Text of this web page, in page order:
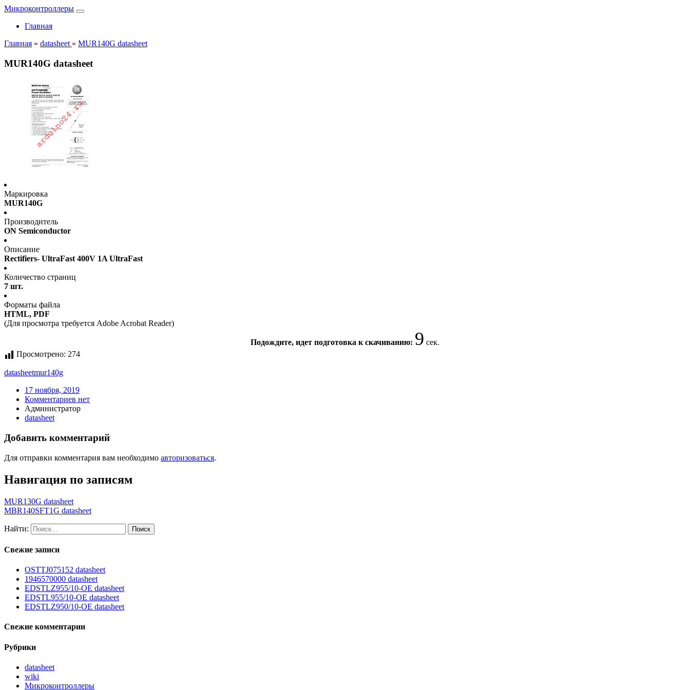
Микроконтроллеры
Главная
Главная » datasheet » MUR140G datasheet
MUR140G datasheet
Маркировка
MUR140G
Производитель
ON Semiconductor
Описание
Rectifiers- UltraFast 400V 1A UltraFast
Количество страниц
7 шт.
Форматы файла
HTML, PDF
(Для просмотра требуется Adobe Acrobat Reader)
Подождите, идет подготовка к скачиванию: 9 сек.
Просмотрено: 274
datasheetmur140g
17 ноября, 2019
Комментариев нет
Администратор
datasheet
Добавить комментарий
Для отправки комментария вам необходимо авторизоваться.
Навигация по записям
MUR130G datasheet
MBR140SFT1G datasheet
Найти:
Свежие записи
OSTTJ075152 datasheet
1946570000 datasheet
EDSTLZ955/10-OE datasheet
EDSTL955/10-OE datasheet
EDSTLZ950/10-OE datasheet
Свежие комментарии
Рубрики
datasheet
wiki
Микроконтроллеры